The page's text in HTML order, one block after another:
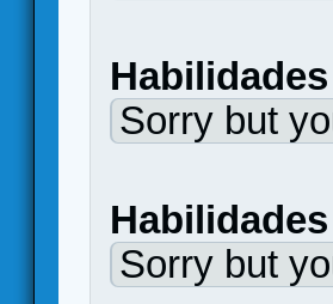
Sorry but
Sorry but